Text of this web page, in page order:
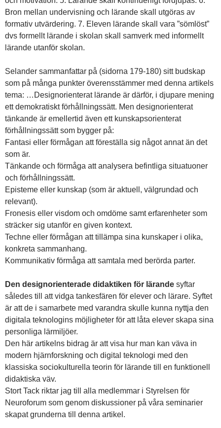
Bron mellan undervisning och lärande skall utgöras av
formativ utvärdering. 7. Eleven lärande skall vara ”sömlöst”
dvs formellt lärande i skolan skall samverk med informellt
lärande utanför skolan.
Selander sammanfattar på (sidorna 179-180) sitt budskap
som på många punkter överensstämmer med denna artikels
tema: …Designorienterat lärande är därför, i djupare mening
ett demokratiskt förhållningssätt. Men designorienterat
tänkande är emellertid även ett kunskapsorienterat
förhållningssätt som bygger på:
Fantasi eller förmågan att föreställa sig något annat än det
som är.
Tänkande och förmåga att analysera befintliga situatuoner
och förhållningssätt.
Episteme eller kunskap (som är aktuell, välgrundad och
relevant).
Fronesis eller visdom och omdöme samt erfarenheter som
sträcker sig utanför en given kontext.
Techne eller förmågan att tillämpa sina kunskaper i olika,
konkreta sammanhang.
Kommunikativ förmåga att samtala med berörda parter.
Den designorienterade didaktiken för lärande syftar
således till att vidga tankesfären för elever och lärare. Syftet
är att de i samarbete med varandra skulle kunna nyttja den
digitala teknologins möjligheter för att låta elever skapa sina
personliga lärmiljöer.
Den här artikelns bidrag är att visa hur man kan väva in
modern hjärnforskning och digital teknologi med den
klassiska sociokulturella teorin för lärande till en funktionell
didaktiska väv.
Stort Tack riktar jag till alla medlemmar i Styrelsen för
Neuroforum som genom diskussioner på våra seminarier
skapat grunderna till denna artikel.